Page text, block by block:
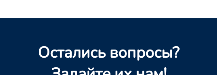
Остались вопросы?